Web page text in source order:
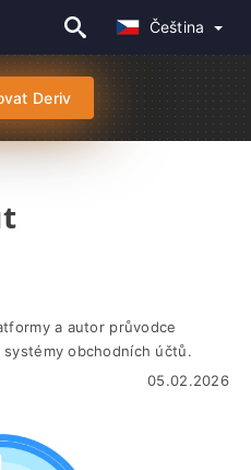
Čeština
Deriv
a autor průvodce
obchodních účtů.
05.02.2026